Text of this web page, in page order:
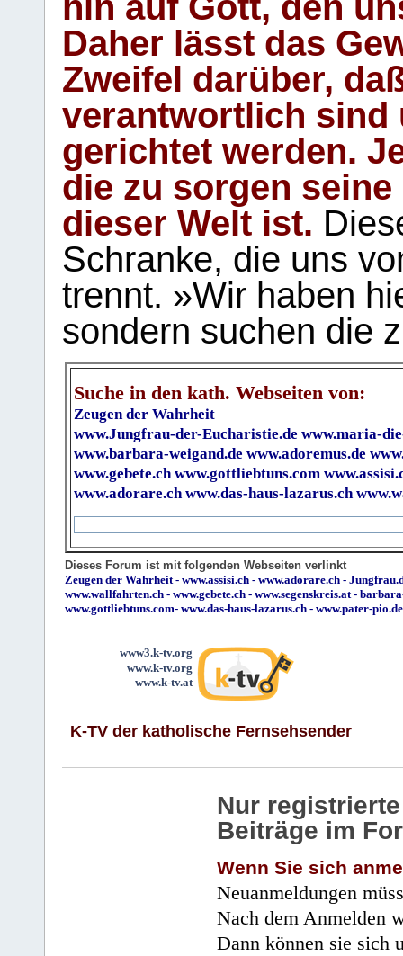
Daher lässt das
Zweifel darüber,
verantwortlich sind
gerichtet werden.
die zu sorgen
dieser Welt ist.
Schranke, die uns
trennt. »Wir haben
sondern suchen die
Suche in den kath. Webseiten von:
Zeugen der Wahrheit
www.Jungfrau-der-Eucharistie.de www.maria-
www.barbara-weigand.de www.adoremus.de
www.gebete.ch www.gottliebtuns.com
www.adorare.ch www.das-haus-lazarus.ch
Dieses Forum ist mit folgenden Webseiten verlinkt
Zeugen der Wahrheit- www.assisi.ch - www.adorare.ch -
www.wallfahrten.ch - www.gebete.ch - www.segenskreis.at-
www.gottliebtuns.com- www.das-haus-lazarus.ch - www.pater-pio.de
www3.k-tv.org
www.k-tv.org
www.k-tv.at
K-TV der katholische Fernsehsender
Nur
Beiträge im
Wenn Sie sich
Neuanmeldungen
Nach dem Anmelden
Dann können sie sich